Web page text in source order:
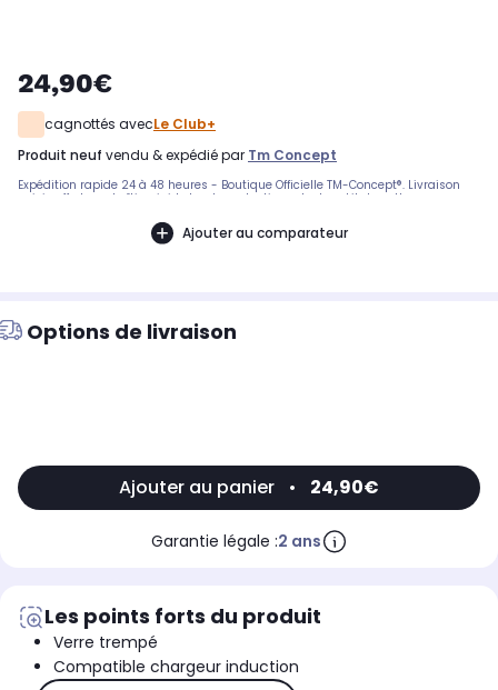
24,90€
cagnottés avecLe Club+
produit neuf vendu & expédié par Tm Concept
Expédition rapide 24 à 48 heures - Boutique Officielle TM-Concept®. Livraison
suivie offerte en boîtier rigide haute protection. - Inclus : kit de nettoyage
Ajouter au comparateur
Options de livraison
Ajouter au panier • 24,90€
Garantie légale :2 ans
Les points forts du produit
Verre trempé
Compatible chargeur induction